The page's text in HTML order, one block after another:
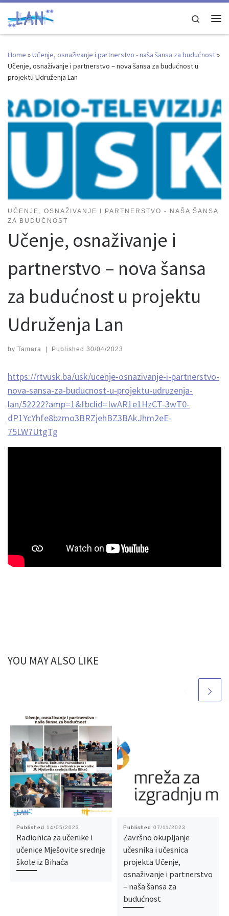
Skip to content
Search
Home »Učenje, osnaživanje i partnerstvo - naša šansa za budućnost»
Učenje, osnaživanje i partnerstvo – nova šansa za budućnost u
projektu Udruženja Lan
UČENJE, OSNAŽIVANJE I PARTNERSTVO - NAŠA ŠANSA
ZA BUDUĆNOST
Učenje, osnaživanje i
partnerstvo – nova šansa
za budućnost u projektu
Udruženja Lan
by Tamara Published 30/04/2023
https://rtvusk.ba/usk/ucenje-osnazivanje-i-partnerstvo-
nova-sansa-za-buducnost-u-projektu-udruzenja-
lan/52222?amp=1&fbclid=IwAR1e1HzCT-3wT0-
dP1YcYhfe8bzmo3BRZjehBZ3BAkJhm2eE-
75LW7UtgTg
YOU MAY ALSO LIKE
Published 14/05/2023
Radionica za učenike i
učenice Mješovite srednje
škole iz Bihaća
Published 07/11/2023
Završno okupljanje
učesnika i učesnica
projekta Učenje,
osnaživanje i partnerstvo
– naša šansa za
budućnost